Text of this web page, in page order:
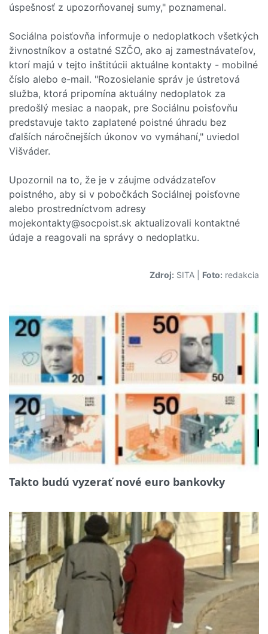
úspešnosť z upozorňovanej sumy," poznamenal.
Sociálna poisťovňa informuje o nedoplatkoch všetkých
živnostníkov a ostatné SZČO, ako aj zamestnávateľov,
ktorí majú v tejto inštitúcii aktuálne kontakty - mobilné
číslo alebo e-mail. "Rozosielanie správ je ústretová
služba, ktorá pripomína aktuálny nedoplatok za
predošlý mesiac a naopak, pre Sociálnu poisťovňu
predstavuje takto zaplatené poistné úhradu bez
ďalších náročnejších úkonov vo vymáhaní," uviedol
Višváder.
Upozornil na to, že je v záujme odvádzateľov
poistného, aby si v pobočkách Sociálnej poisťovne
alebo prostredníctvom adresy
mojekontakty@socpoist.sk aktualizovali kontaktné
údaje a reagovali na správy o nedoplatku.
Zdroj: SITA Foto: redakcia
Takto budú vyzerať nové euro bankovky